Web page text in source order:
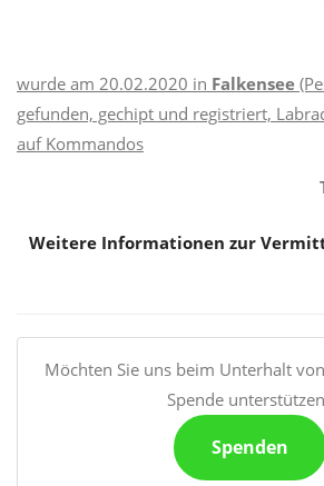
wurde am 20.02.2020 in Falkensee
gefunden, gechipt und registriert,
auf Kommandos
Weitere Informationen zur
Möchten Sie uns beim Unterhalt
Spende
Spenden